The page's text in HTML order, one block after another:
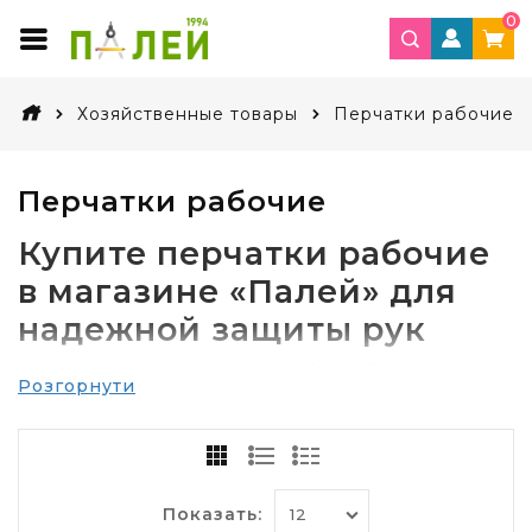
0
Хозяйственные товары Перчатки рабочие
Перчатки рабочие
Купите перчатки рабочие
в магазине «Палей» для
надежной защиты рук
в процессе работы использовать рабочие
фармацевты, работники сельского хозяйства,
сотрудники различных лабораторий,
химических производств. Разумное
использование защитных средств обеспечивает
Розгорнути
Показать: